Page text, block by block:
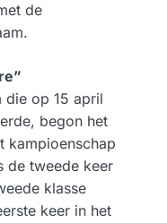
de
die op 15 april
begon het
kampioenschap
de tweede keer
klasse
keer in het